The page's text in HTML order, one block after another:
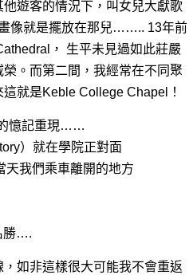
遊客的情況下，叫女兒大獻歌
像就是擺放在那兒…….. 13年前
， 生平未見過如此莊嚴
。而第二間，我經常在不同聚
就是Keble College Chapel！
憶記重現……
）就在學院正對面
天我們乘車離開的地方
勝….
如非這樣很大可能我不會重返